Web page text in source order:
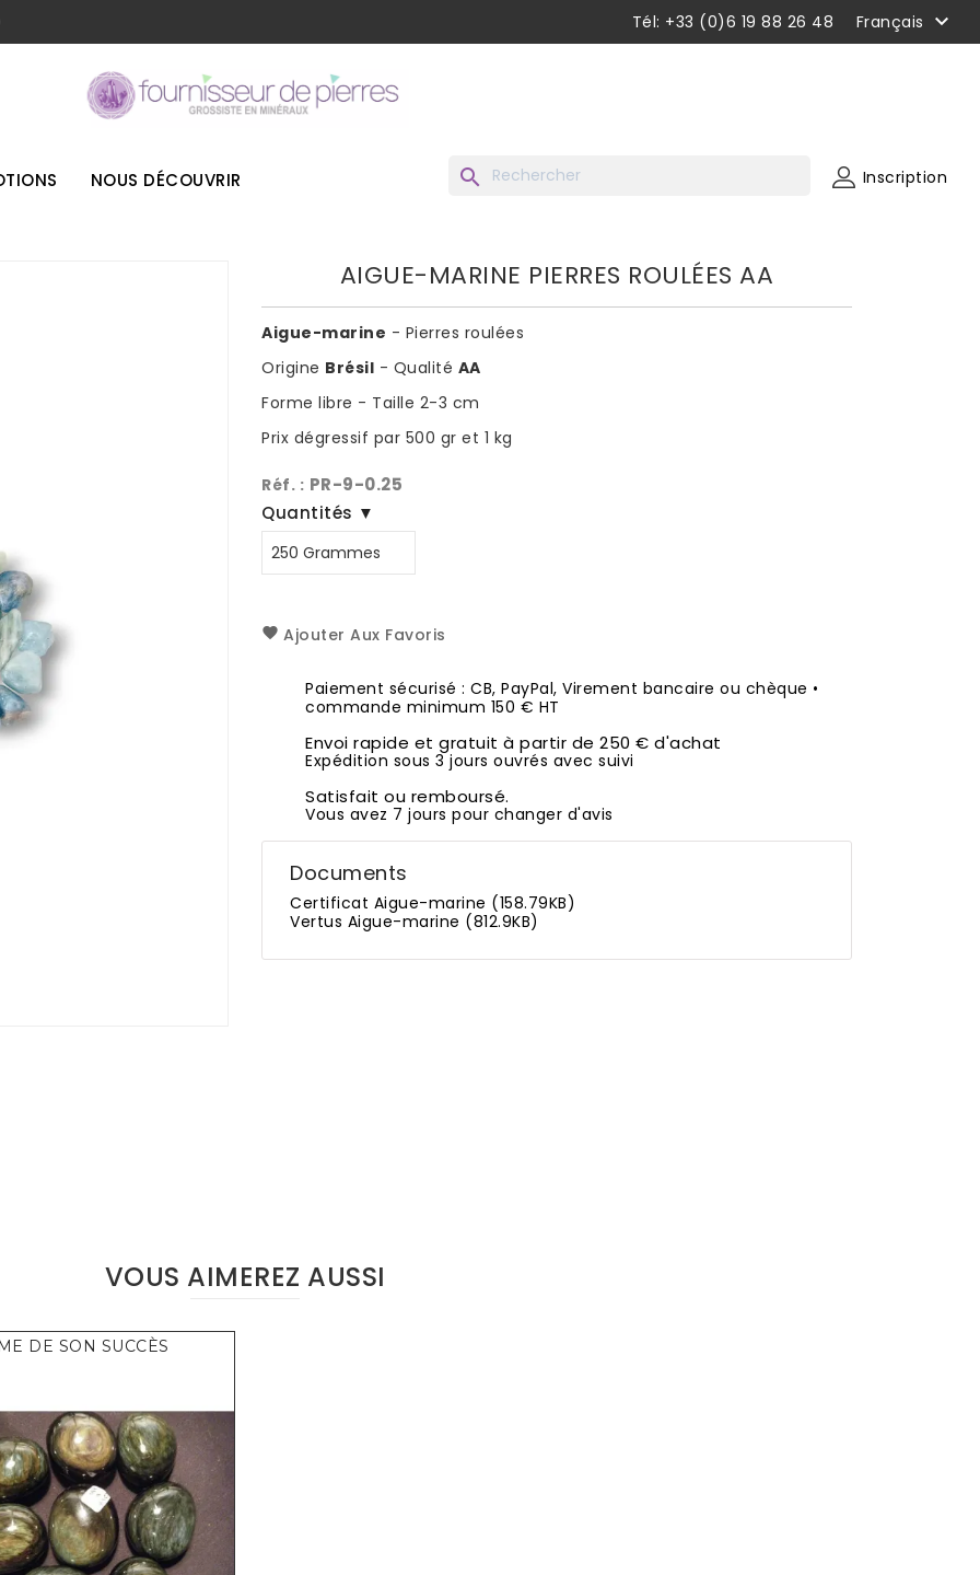
Tél: +33 (0)6 19 88 26 48 Français 
Inscription
NOUS DÉCOUVRIR search
AIGUE-MARINE PIERRES ROULÉES AA
Aigue-marine - Pierres roulées
Origine Brésil - Qualité AA
Forme libre - Taille 2-3 cm
Prix dégressif par 500 gr et 1 kg
Réf. : PR-9-0.25
Quantités ▼
Ajouter Aux Favoris
Paiement sécurisé : CB, PayPal, Virement bancaire ou chèque •
commande minimum 150 € HT
Envoi rapide et gratuit à partir de 250 € d'achat
Expédition sous 3 jours ouvrés avec suivi
Satisfait ou remboursé.
Vous avez 7 jours pour changer d'avis
Documents
Certificat Aigue-marine (158.79KB)
Vertus Aigue-marine (812.9KB)
VOUS AIMEREZ AUSSI
DE SON SUCCÈS